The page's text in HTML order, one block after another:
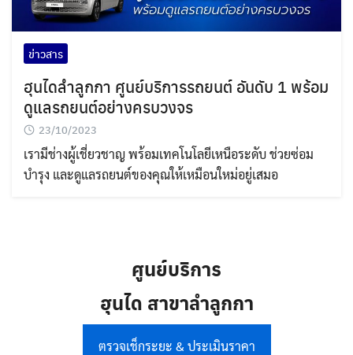
ข่าวสาร
ฮุนไดลำลูกกา ศูนย์บริการรถยนต์ อันดับ 1 พร้อม
ดูแลรถยนต์อย่างครบวงจร
23/10/2023
เรามีช่างผู้เชี่ยวชาญ พร้อมเทคโนโลยีเหนือระดับ ช่วยซ่อม
บำรุง และดูแลรถยนต์ของคุณให้เหมือนใหม่อยู่เสมอ
ศูนย์บริการ
ฮุนได สาขาลำลูกกา
ตรวจเช็กระยะ & ประเมินราคา